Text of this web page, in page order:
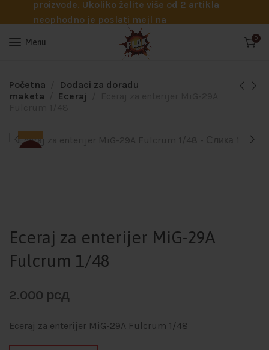
proizvode. Ukoliko želite više od 2 artikla
neophodno je poslati mejl na
info@flakhobby.com sa preciznim šiframa
proizvoda. Svakako nas možete pozvati
potrebna pomoć oko odabira.
Menu 0
Početna
Dodaci za doradu
maketa
Eceraj
Eceraj za enterijer MiG-29A
Fulcrum 1/48
2.000 рсд
Eceraj za enterijer MiG-29A Fulcrum 1/48